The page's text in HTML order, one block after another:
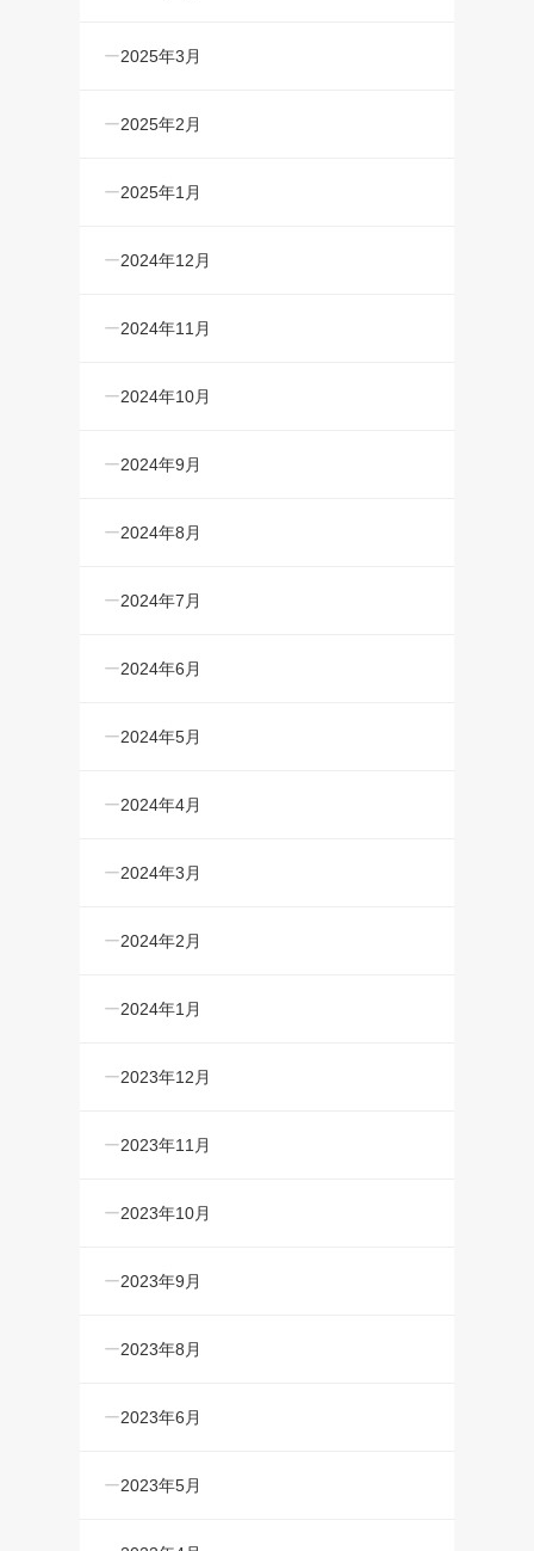
2025年3月
2025年2月
2025年1月
2024年12月
2024年11月
2024年10月
2024年9月
2024年8月
2024年7月
2024年6月
2024年5月
2024年4月
2024年3月
2024年2月
2024年1月
2023年12月
2023年11月
2023年10月
2023年9月
2023年8月
2023年6月
2023年5月